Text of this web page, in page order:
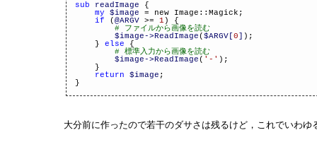
sub
readImage
{
my
$image = new Image::Magick;
if ( @ARGV>= 1 ) {
# ファイルから画像を読む
$image->ReadImage( $ARGV[ 0
);
} else {
# 標準入力から画像を読む
$image->ReadImage( '-' );
}
return
$image ;
}
大分前に作ったので若干のダサさは残るけど，これでいわ